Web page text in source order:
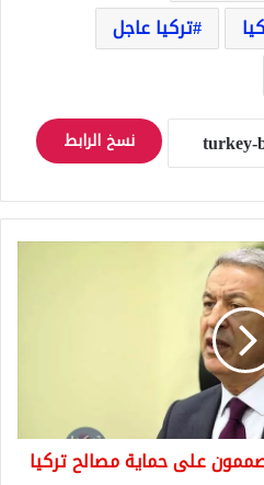
تركيا عاجل
نسخ الرابط
على حماية مصالح تركيا